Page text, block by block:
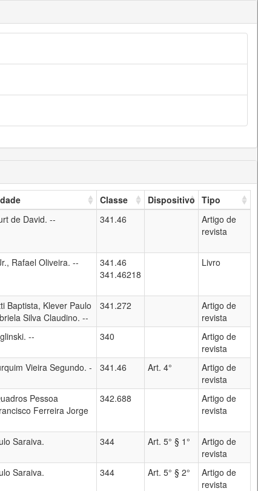
Classe Dispositivo Tipo
de David. -- 341.46
Artigo de
revista
Rafael Oliveira. --
341.46
341.46218
Livro
Baptista, Klever Paulo
Silva Claudino. --
341.272
Artigo de
revista
-- 340
Artigo de
revista
Vieira Segundo. -
341.46 Art. 4°
Artigo de
revista
Pessoa
Ferreira Jorge
342.688
Artigo de
revista
Saraiva. 344 Art. 5° § 1°
Artigo de
revista
Saraiva. 344 Art. 5° § 2°
Artigo de
revista